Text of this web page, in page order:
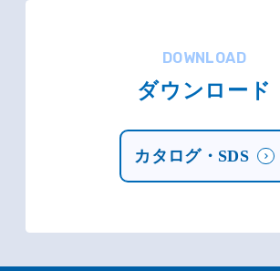
DOWNLOAD
ダウンロード
カタログ・SDS